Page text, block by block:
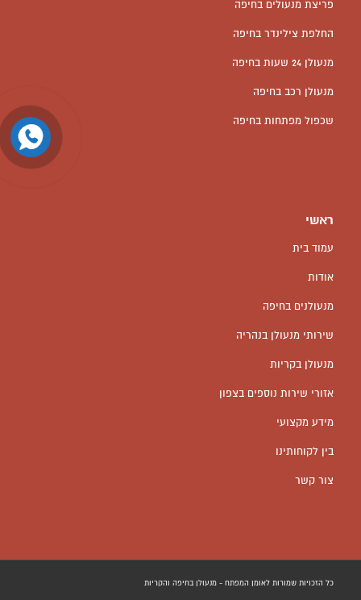
פריצת מנעולים בחיפה
החלפת צילינדר בחיפה
מנעולן 24 שעות בחיפה
מנעולן רכב בחיפה
שכפול מפתחות בחיפה
ראשי
עמוד בית
אודות
מנעולנים בחיפה
שירותי מנעולן בנהריה
מנעולן בקריות
אזורי שירות נוספים בצפון
מידע מקצועי
בין לקוחותינו
צור קשר
כל הזכויות שמורות לאומן המפתח - מנעולן בחיפה והקריות